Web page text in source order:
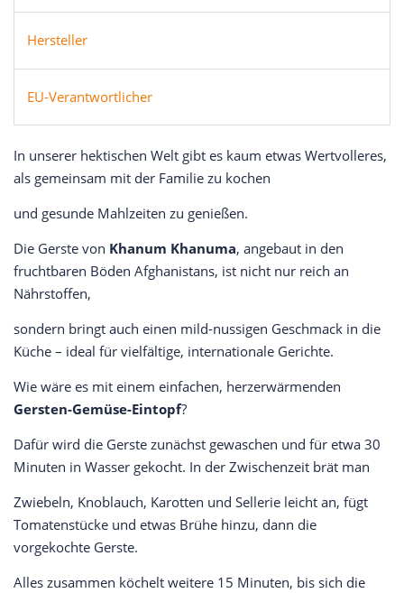
Hersteller
EU-Verantwortlicher
In unserer hektischen Welt gibt es kaum etwas Wertvolleres,
als gemeinsam mit der Familie zu kochen
und gesunde Mahlzeiten zu genießen.
Die Gerste von Khanum Khanuma, angebaut in den
fruchtbaren Böden Afghanistans, ist nicht nur reich an
Nährstoffen,
sondern bringt auch einen mild-nussigen Geschmack in die
Küche – ideal für vielfältige, internationale Gerichte.
Wie wäre es mit einem einfachen, herzerwärmenden
Gersten-Gemüse-Eintopf?
Dafür wird die Gerste zunächst gewaschen und für etwa 30
Minuten in Wasser gekocht. In der Zwischenzeit brät man
Zwiebeln, Knoblauch, Karotten und Sellerie leicht an, fügt
Tomatenstücke und etwas Brühe hinzu, dann die
vorgekochte Gerste.
Alles zusammen köchelt weitere 15 Minuten, bis sich die